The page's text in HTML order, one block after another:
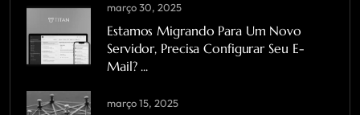
março 30, 2025
Estamos Migrando Para Um Novo
Servidor, Precisa Configurar Seu E-
Mail? ...
março 15, 2025